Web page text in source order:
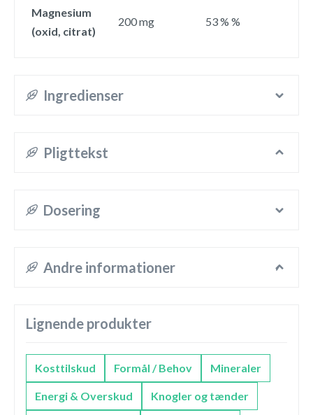
Magnesium
(oxid, citrat)
200 mg 53 % %
Ingredienser
Pligttekst
Dosering
Andre informationer
Lignende produkter
Kosttilskud Formål / Behov Mineraler
Energi & Overskud Knogler og tænder